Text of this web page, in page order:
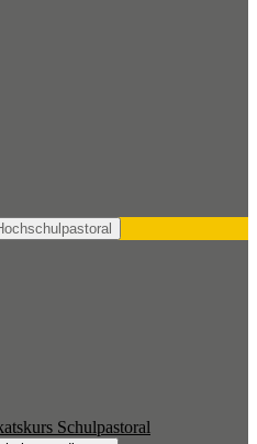
Schulpastoral